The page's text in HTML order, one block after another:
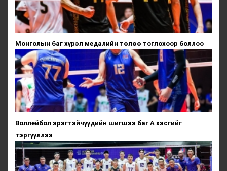
Монголын баг хүрэл медалийн төлөө тоглохоор боллоо
Воллейбол эрэгтэйчүүдийн шигшээ баг А хэсгийг
тэргүүллээ